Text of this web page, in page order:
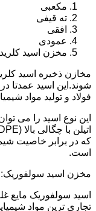
مکعبی
ته قیفی
افقی
عمودی
مخزن اسید
شوند.این اسید عمدتا
فولاد و تولید مواد
این نوع اسید را می
که در برابر خاصیت
است.
مخزن اسید سولفوریک:
اسید سولفوریک مایع
تجاری ترین مواد